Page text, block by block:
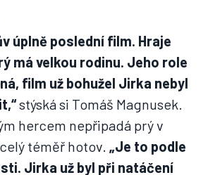
úplně poslední film. Hraje
má velkou rodinu. Jeho role
film už bohužel Jirka nebyl
stýská si Tomáš Magnusek.
hercem nepřipadá prý v
téměř hotov. „Je to podle
Jirka už byl při natáčení